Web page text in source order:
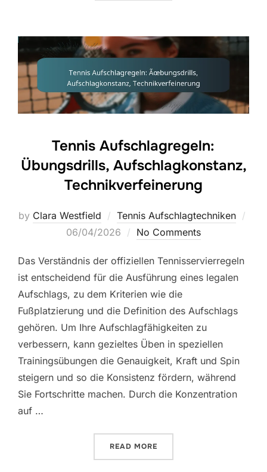
Tennis Aufschlagregeln:
Übungsdrills, Aufschlagkonstanz,
Technikverfeinerung
by Clara Westfield
Tennis Aufschlagtechniken
Posted
06/04/2026 No Comments
Das Verständnis der offiziellen Tennisservierregeln
ist entscheidend für die Ausführung eines legalen
Aufschlags, zu dem Kriterien wie die
Fußplatzierung und die Definition des Aufschlags
gehören. Um Ihre Aufschlagfähigkeiten zu
verbessern, kann gezieltes Üben in speziellen
Trainingsübungen die Genauigkeit, Kraft und Spin
steigern und so die Konsistenz fördern, während
Sie Fortschritte machen. Durch die Konzentration
auf …
READ MORE